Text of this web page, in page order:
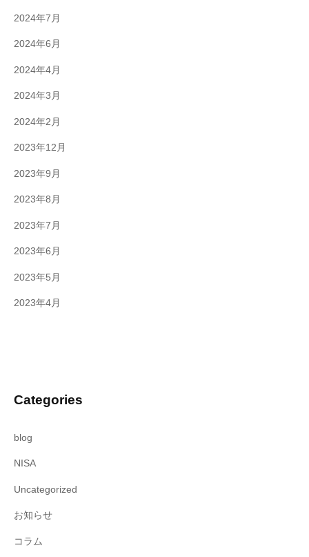
2024年7月
2024年6月
2024年4月
2024年3月
2024年2月
2023年12月
2023年9月
2023年8月
2023年7月
2023年6月
2023年5月
2023年4月
Categories
blog
NISA
Uncategorized
お知らせ
コラム